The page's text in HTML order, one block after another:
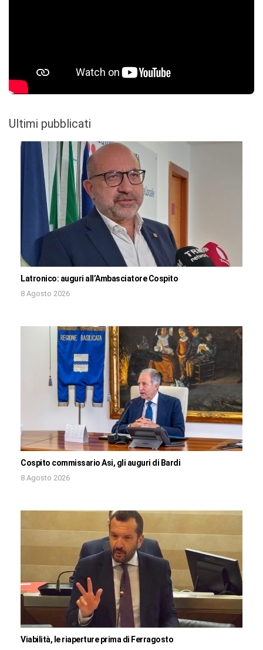
Ultimi pubblicati
Latronico: auguri all’Ambasciatore Cospito
8 Agosto 2026
Cospito commissario Asi, gli auguri di Bardi
8 Agosto 2026
Viabilità, le riaperture prima di Ferragosto